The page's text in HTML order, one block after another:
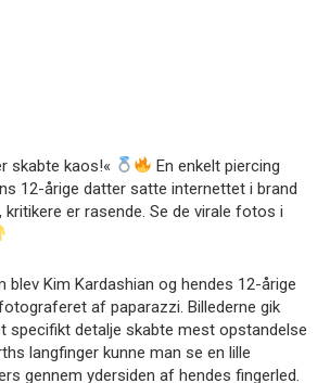
skabte kaos!«
En enkelt piercing
12-årige datter satte internettet i brand
er rasende. Se de virale fotos i
blev Kim Kardashian og hendes 12-årige
af paparazzi. Billederne gik
specifikt detalje skabte mest opstandelse
langfinger kunne man se en lille
gennem ydersiden af hendes fingerled.